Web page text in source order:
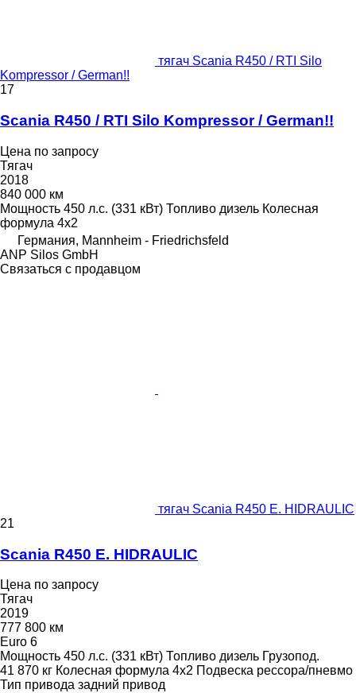
тягач Scania R450 / RTI Silo
Kompressor / German!!
17
Scania R450 / RTI Silo Kompressor / German!!
Цена по запросу
Тягач
2018
840 000 км
Мощность 450 л.с. (331 кВт) Топливо дизель Колесная
формула 4x2
Германия, Mannheim - Friedrichsfeld
ANP Silos GmbH
Связаться с продавцом
тягач Scania R450 E. HIDRAULIC
21
Scania R450 E. HIDRAULIC
Цена по запросу
Тягач
2019
777 800 км
Euro 6
Мощность 450 л.с. (331 кВт) Топливо дизель Грузопод.
41 870 кг Колесная формула 4x2 Подвеска рессора/пневмо
Тип привода задний привод